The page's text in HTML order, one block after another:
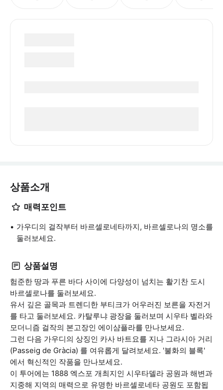
상품소개
매력포인트
가우디의 걸작부터 바르셀로네타까지, 바르셀로나의 명소를
둘러보세요.
상품설명
험준한 땅과 푸른 바다 사이에 다양성이 넘치는 활기찬 도시
바르셀로나를 둘러보세요.
유서 깊은 골목과 트렌디한 부티크가 어우러진 보른을 자전거
를 타고 둘러보세요. 카탈루냐 광장을 둘러보며 시우타 벨라와
모더니즘 걸작의 본고장인 에이샴플라를 만나보세요.
그런 다음 가우디의 상징인 카사 바트요를 지나 그라시아 거리
(Passeig de Gràcia) 를 여유롭게 달려보세요. '불화의 블록'
에서 혁신적인 작품을 만나보세요.
이 투어에는 1888 엑스포 개최지인 시우타델라 공원과 해변과
지중해 지역의 매력으로 유명한 바르셀로네타 공원도 포함됩